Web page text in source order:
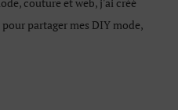
partager mes DIY mode,